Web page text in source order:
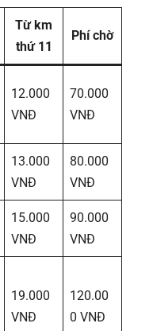
Từ km
thứ 11
Phí chờ
12.000
VNĐ
70.000
VNĐ
13.000
VNĐ
80.000
VNĐ
15.000
VNĐ
90.000
VNĐ
19.000
VNĐ
120.00
0 VNĐ